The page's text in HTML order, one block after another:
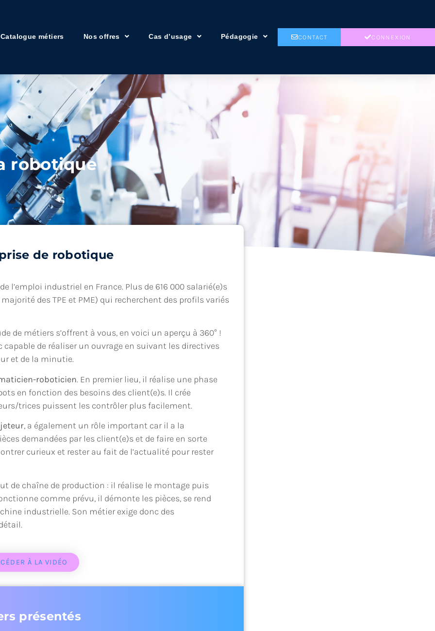
Catalogue métiers Nos offres Cas d’usage Pédagogie CONTACT CONNEXION
robotique
de robotique
l’emploi industriel en France. Plus de 616 000 salarié(e)s
des TPE et PME) qui recherchent des profils variés
de métiers s’offrent à vous, en voici un aperçu à 360° !
capable de réaliser un ouvrage en suivant les directives
et de la minutie.
roboticien. En premier lieu, il réalise une phase
en fonction des besoins des client(e)s. Il crée
trices puissent les contrôler plus facilement.
, a également un rôle important car il a la
demandées par les client(e)s et de faire en sorte
curieux et rester au fait de l’actualité pour rester
de chaîne de production : il réalise le montage puis
comme prévu, il démonte les pièces, se rend
industrielle. Son métier exige donc des
À LA VIDÉO
présentés